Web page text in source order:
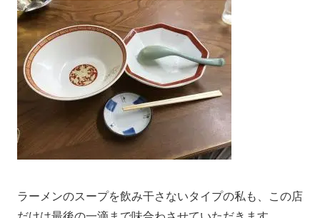
ラーメンのスープを飲み干さないタイプの私も、この店